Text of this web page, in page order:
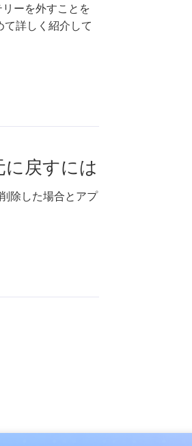
ーを外すことを
詳しく紹介して
戻すには
除した場合とアプ